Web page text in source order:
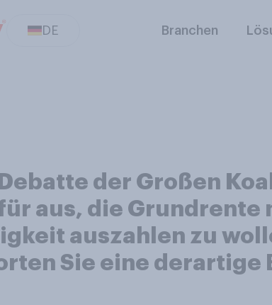
DE Branchen
der Großen
aus, die
auszahlen zu
Sie eine